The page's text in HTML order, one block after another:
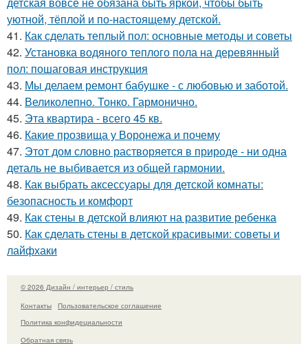
уютной, тёплой и по-настоящему детской.
41. Как сделать теплый пол: основные методы и советы
42. Установка водяного теплого пола на деревянный
пол: пошаговая инструкция
43. Мы делаем ремонт бабушке - с любовью и заботой.
44. Великолепно. Тонко. Гармонично.
45. Эта квартира - всего 45 кв.
46. Какие прозвища у Воронежа и почему
47. Этот дом словно растворяется в природе - ни одна
деталь не выбивается из общей гармонии.
48. Как выбрать аксессуары для детской комнаты:
безопасность и комфорт
49. Как стены в детской влияют на развитие ребенка
50. Как сделать стены в детской красивыми: советы и
лайфхаки
© 2026 Дизайн / интерьер / стиль
Контакты
Пользовательское соглашение
Политика конфидециальности
Обратная связь